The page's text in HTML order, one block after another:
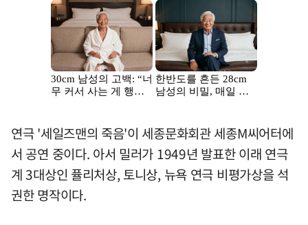
연극 '세일즈맨의 죽음'이 세종문화회관 세종M씨어터에
서 공연 중이다. 아서 밀러가 1949년 발표한 이래 연극
계 3대상인 퓰리처상, 토니상, 뉴욕 연극 비평가상을 석
권한 명작이다.